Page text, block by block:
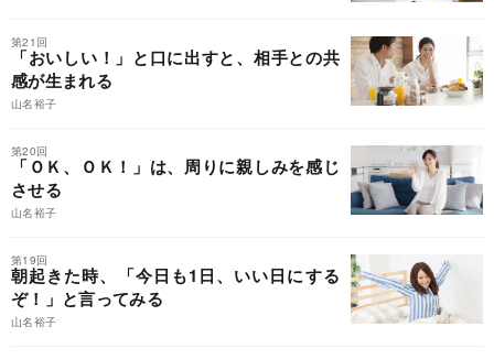
第21回
「おいしい！」と口に出すと、相手との共
感が生まれる
山名裕子
第20回
「ＯＫ、ＯＫ！」は、周りに親しみを感じ
させる
山名裕子
第19回
朝起きた時、「今日も1日、いい日にする
ぞ！」と言ってみる
山名裕子